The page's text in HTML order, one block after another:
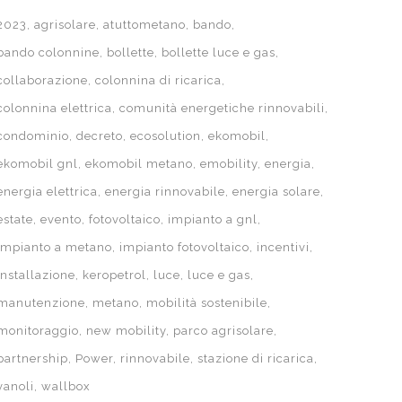
agrisolare atuttometano bando
colonnine bollette bollette luce e gas
colonnina di ricarica
elettrica comunità energetiche rinnovabili
decreto ecosolution ekomobil
gnl ekomobil metano emobility energia
elettrica energia rinnovabile energia solare
evento fotovoltaico impianto a gnl
a metano impianto fotovoltaico incentivi
keropetrol luce luce e gas
metano mobilità sostenibile
new mobility parco agrisolare
Power rinnovabile stazione di ricarica
wallbox